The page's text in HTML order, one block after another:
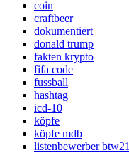
coin
craftbeer
dokumentiert
donald trump
fakten krypto
fifa code
fussball
hashtag
icd-10
köpfe
köpfe mdb
listenbewerber btw21